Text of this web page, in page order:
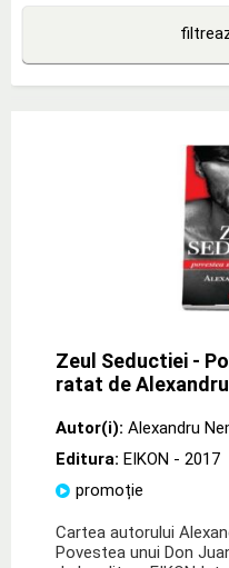
Zeul Seductiei -
ratat de
Autor(i): Alexandru
Editura: EIKON - 2017
promoție
Cartea autorului
Povestea unui Don